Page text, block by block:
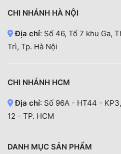
CHI NHÁNH HÀ NỘI
Địa chỉ: Số 46, Tổ 7 khu Ga,
Trì, Tp. Hà Nội
CHI NHÁNH HCM
Địa chỉ: Số 96A - HT44 -
12 - TP. HCM
DANH MỤC SẢN PHẨM